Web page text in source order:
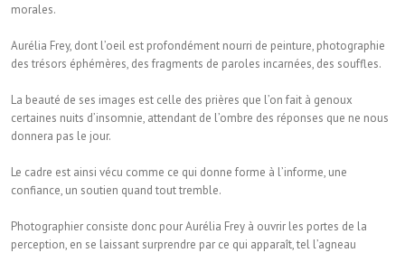
morales.
Aurélia Frey, dont l’oeil est profondément nourri de peinture, photographie
des trésors éphémères, des fragments de paroles incarnées, des souffles.
La beauté de ses images est celle des prières que l’on fait à genoux
certaines nuits d’insomnie, attendant de l’ombre des réponses que ne nous
donnera pas le jour.
Le cadre est ainsi vécu comme ce qui donne forme à l’informe, une
confiance, un soutien quand tout tremble.
Photographier consiste donc pour Aurélia Frey à ouvrir les portes de la
perception, en se laissant surprendre par ce qui apparaît, tel l’agneau